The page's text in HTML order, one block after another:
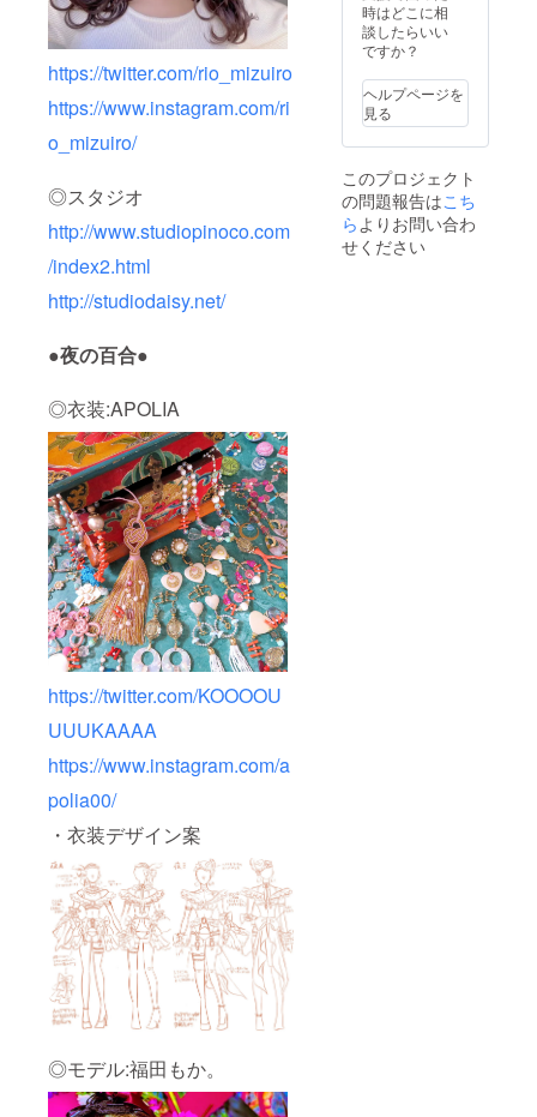
https://twitter.com/rio_mizuiro
https://www.instagram.com/ri
o_mizuiro/
◎スタジオ
http://www.studiopinoco.com
/index2.html
http://studiodaisy.net/
●夜の百合●
◎衣装:APOLIA
https://twitter.com/KOOOOU
UUUKAAAA
https://www.instagram.com/a
polia00/
・衣装デザイン案
◎モデル:福田もか。
合の変
更は出
来ませ
たご自
身での
追加の
加工は
させて
頂いて
います
のでご
了承く
時はどこに相
談したらいい
ですか？
ヘルプページを
見る
このプロジェクト
の問題報告はこち
ら よりお問い合わ
せください